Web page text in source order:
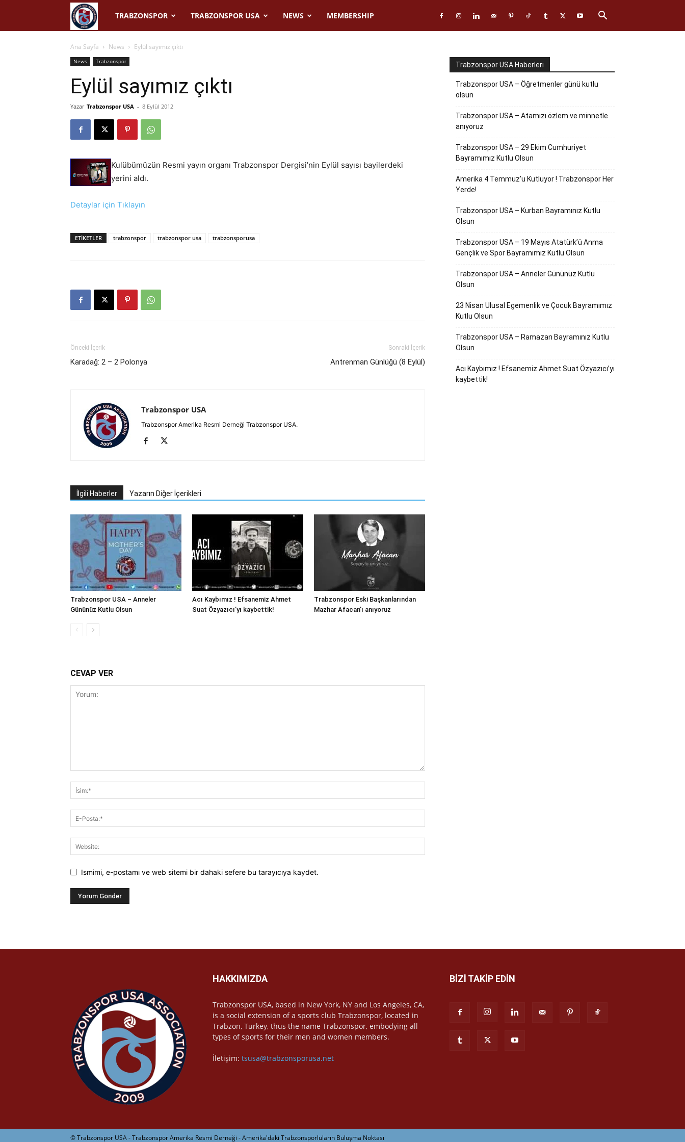
Trabzonspor
USA
TRABZONSPOR TRABZONSPOR USA NEWS MEMBERSHIP
Ana Sayfa News Eylül sayımız çıktı
News Trabzonspor
Eylül sayımız çıktı
Yazar Trabzonspor USA - 8 Eylül 2012
Kulübümüzün Resmi yayın organı Trabzonspor Dergisi’nin Eylül sayısı bayilerdeki
yerini aldı.
Detaylar için Tıklayın
ETIKETLER trabzonspor trabzonspor usa trabzonsporusa
Önceki İçerik
Karadağ: 2 – 2 Polonya
Sonraki İçerik
Antrenman Günlüğü (8 Eylül)
Trabzonspor USA
Trabzonspor Amerika Resmi Derneği Trabzonspor USA.
İlgili Haberler Yazarın Diğer İçerikleri
Trabzonspor USA – Anneler
Gününüz Kutlu Olsun
Acı Kaybımız ! Efsanemiz Ahmet
Suat Özyazıcı’yı kaybettik!
Trabzonspor Eski Başkanlarından
Mazhar Afacan’ı anıyoruz
CEVAP VER
Ismimi, e-postamı ve web sitemi bir dahaki sefere bu tarayıcıya kaydet.
Trabzonspor USA Haberleri
Trabzonspor USA – Öğretmenler günü kutlu
olsun
Trabzonspor USA – Atamızı özlem ve minnetle
anıyoruz
Trabzonspor USA – 29 Ekim Cumhuriyet
Bayramımız Kutlu Olsun
Amerika 4 Temmuz’u Kutluyor ! Trabzonspor Her
Yerde!
Trabzonspor USA – Kurban Bayramınız Kutlu
Olsun
Trabzonspor USA – 19 Mayıs Atatürk’ü Anma
Gençlik ve Spor Bayramımız Kutlu Olsun
Trabzonspor USA – Anneler Gününüz Kutlu
Olsun
23 Nisan Ulusal Egemenlik ve Çocuk Bayramımız
Kutlu Olsun
Trabzonspor USA – Ramazan Bayramınız Kutlu
Olsun
Acı Kaybımız ! Efsanemiz Ahmet Suat Özyazıcı’yı
kaybettik!
HAKKIMIZDA
Trabzonspor USA, based in New York, NY and Los Angeles, CA,
is a social extension of a sports club Trabzonspor, located in
Trabzon, Turkey, thus the name Trabzonspor, embodying all
types of sports for their men and women members.
İletişim: tsusa@trabzonsporusa.net
BİZİ TAKİP EDİN
© Trabzonspor USA - Trabzonspor Amerika Resmi Derneği - Amerika'daki Trabzonsporluların Buluşma Noktası